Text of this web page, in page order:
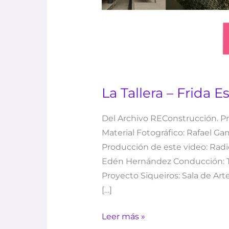
La Tallera – Frida
Del Archivo REConstrucción.
Material Fotográfico: Rafael
Producción de este video:
Edén Hernández Conducción:
Proyecto Siqueiros: Sala de
[…]
Leer más »